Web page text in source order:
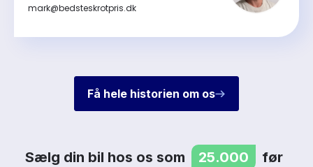
mark@bedsteskrotpris.dk
Få hele historien om os
Sælg din bil hos os som 25.000
før